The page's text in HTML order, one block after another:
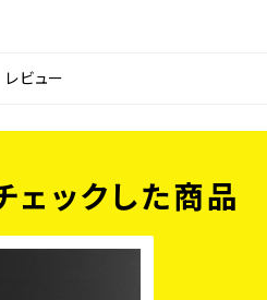
レビュー
ェックした商品